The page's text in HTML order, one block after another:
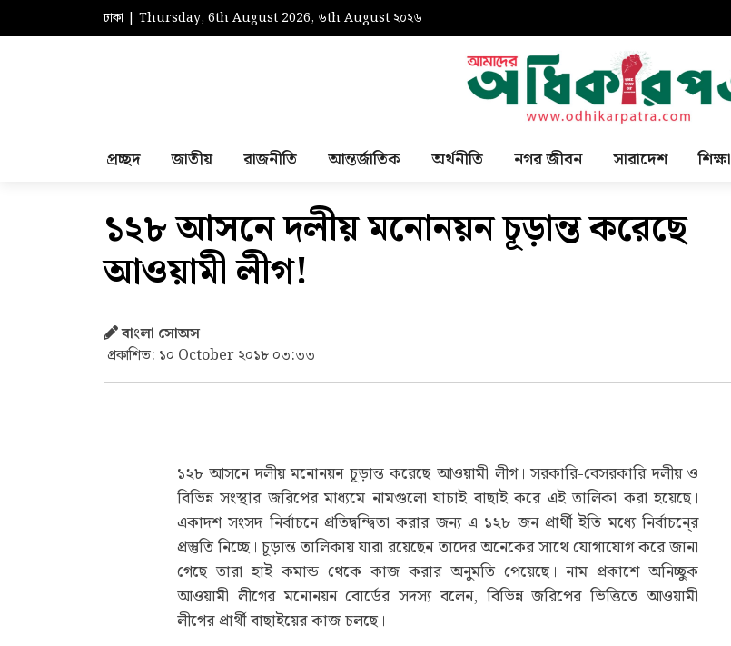
ঢাকা | Thursday, 6th August 2026, ৬th August ২০২৬
প্রচ্ছদ জাতীয় রাজনীতি আন্তর্জাতিক অর্থনীতি নগর জীবন সারাদেশ শিক্ষা
১২৮ আসনে দলীয় মনোনয়ন চূড়ান্ত করেছে
আওয়ামী লীগ!
বাংলা সোঅস
প্রকাশিত: ১০ October ২০১৮ ০৩:৩৩
১২৮ আসনে দলীয় মনোনয়ন চূড়ান্ত করেছে আওয়ামী লীগ। সরকারি-বেসরকারি দলীয় ও
বিভিন্ন সংস্থার জরিপের মাধ্যমে নামগুলো যাচাই বাছাই করে এই তালিকা করা হয়েছে।
একাদশ সংসদ নির্বাচনে প্রতিদ্বন্দ্বিতা করার জন্য এ ১২৮ জন প্রার্থী ইতি মধ্যে নির্বাচনে্র
প্রস্তুতি নিচ্ছে। চূড়ান্ত তালিকায় যারা রয়েছেন তাদের অনেকের সাথে যোগাযোগ করে জানা
গেছে তারা হাই কমান্ড থেকে কাজ করার অনুমতি পেয়েছে। নাম প্রকাশে অনিচ্ছুক
আওয়ামী লীগের মনোনয়ন বোর্ডের সদস্য বলেন, বিভিন্ন জরিপের ভিত্তিতে আওয়ামী
লীগের প্রার্থী বাছাইয়ের কাজ চলছে।